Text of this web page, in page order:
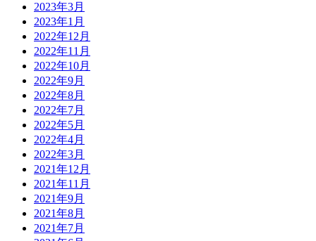
2023年3月
2023年1月
2022年12月
2022年11月
2022年10月
2022年9月
2022年8月
2022年7月
2022年5月
2022年4月
2022年3月
2021年12月
2021年11月
2021年9月
2021年8月
2021年7月